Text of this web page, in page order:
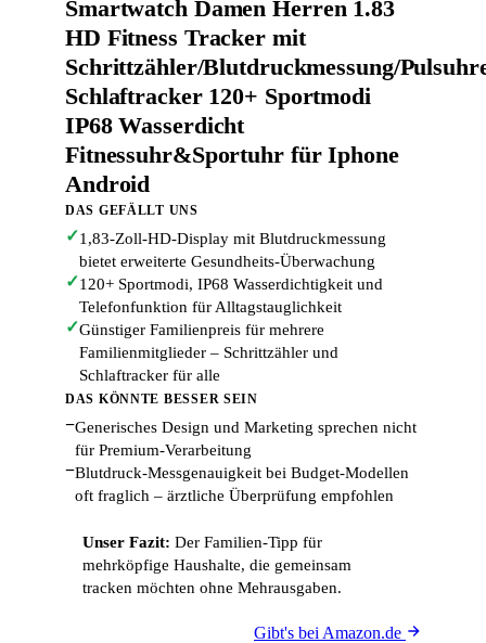
Smartwatch Damen Herren 1.83
HD Fitness Tracker mit
Schrittzähler/Blutdruckmessung/
Schlaftracker 120+ Sportmodi
IP68 Wasserdicht
Fitnessuhr&Sportuhr für Iphone
Android
DAS GEFÄLLT UNS
✓1,83-Zoll-HD-Display mit Blutdruckmessung
bietet erweiterte Gesundheits-Überwachung
✓120+ Sportmodi, IP68 Wasserdichtigkeit und
Telefonfunktion für Alltagstauglichkeit
✓Günstiger Familienpreis für mehrere
Familienmitglieder – Schrittzähler und
Schlaftracker für alle
DAS KÖNNTE BESSER SEIN
−Generisches Design und Marketing sprechen nicht
für Premium-Verarbeitung
−Blutdruck-Messgenauigkeit bei Budget-Modellen
oft fraglich – ärztliche Überprüfung empfohlen
Unser Fazit: Der Familien-Tipp für
mehrköpfige Haushalte, die gemeinsam
tracken möchten ohne Mehrausgaben.
Gibt's bei Amazon.de